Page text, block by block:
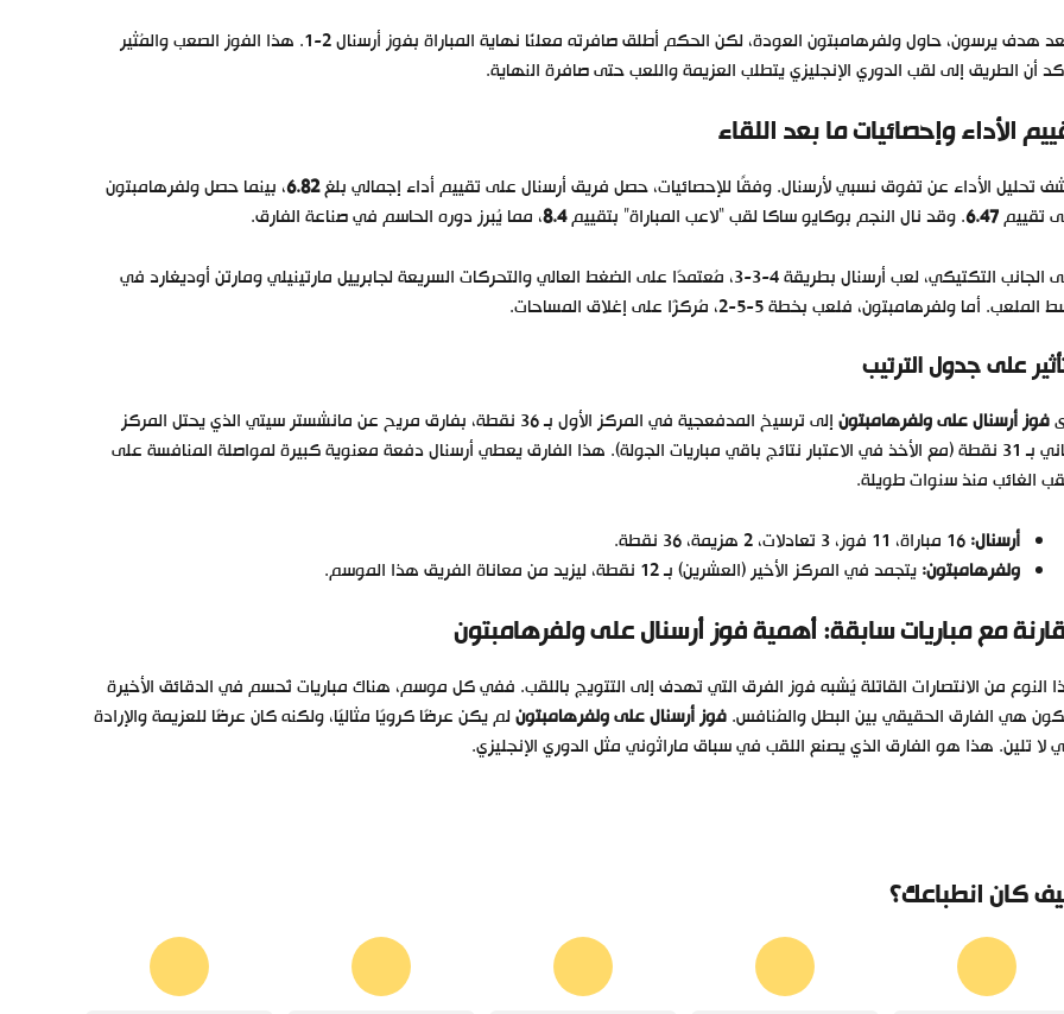
وبعد هدف يرسون، حاول ولفرهامبتون العودة، لكن الحكم أطلق صافرته معلنًا نهاية المباراة بفوز أرسنال 2-1. هذا الفوز الصعب والمُثير
أن الطريق إلى لقب الدوري الإنجليزي يتطلب العزيمة واللعب حتى صافرة النهاية.
الأداء وإحصائيات ما بعد اللقاء
تحليل الأداء عن تفوق نسبي لأرسنال. وفقًا للإحصائيات، حصل فريق أرسنال على تقييم أداء إجمالي بلغ6.82، بينما حصل ولفرهامبتون
تقييم6.47. وقد نال النجم بوكايو ساكا لقب “لاعب المباراة” بتقييم8.4، مما يُبرز دوره الحاسم في صناعة الفارق.
على الجانب التكتيكي، لعب أرسنال بطريقة 4-3-3، مُعتمدًا على الضغط العالي والتحركات السريعة لجابرييل مارتينيلي ومارتن أوديغارد في
أما ولفرهامبتون، فلعب بخطة 5-5-2، مُركزًا على إغلاق المساحات.
على جدول الترتيب
فوز أرسنال على ولفرهامبتون
إلى ترسيخ المدفعجية في المركز الأول بـ 36 نقطة، بفارق مريح عن مانشستر سيتي الذي يحتل المركز
الثاني بـ 31 نقطة (مع الأخذ في الاعتبار نتائج باقي مباريات الجولة). هذا الفارق يعطي أرسنال دفعة معنوية كبيرة لمواصلة المنافسة على
الغائب منذ سنوات طويلة.
أرسنال:
ولفرهامبتون:يتجمد في المركز الأخير (العشرين) بـ 12 نقطة، ليزيد من معاناة الفريق هذا الموسم.
مع مباريات سابقة: أهمية فوز أرسنال على ولفرهامبتون
النوع من الانتصارات القاتلة يُشبه فوز الفرق التي تهدف إلى التتويج باللقب. ففي كل موسم، هناك مباريات تُحسم في الدقائق الأخيرة
هي الفارق الحقيقي بين البطل والمُنافس.فوز أرسنال على ولفرهامبتونلم يكن عرضًا كرويًا مثاليًا، ولكنه كان عرضًا للعزيمة والإرادة
لا تلين. هذا هو الفارق الذي يصنع اللقب في سباق ماراثوني مثل الدوري الإنجليزي.
كان انطباعك؟